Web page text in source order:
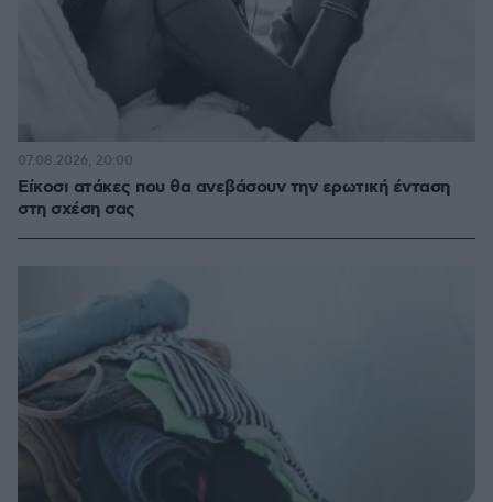
Είκοσι ατάκες που θα ανεβάσουν την ερωτική ένταση
στη σχέση σας
07.08.2026, 20:00